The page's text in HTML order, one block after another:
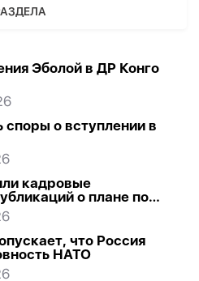
Эболой в ДР Конго
о вступлении в
кадровые
о плане по
что Россия
НАТО